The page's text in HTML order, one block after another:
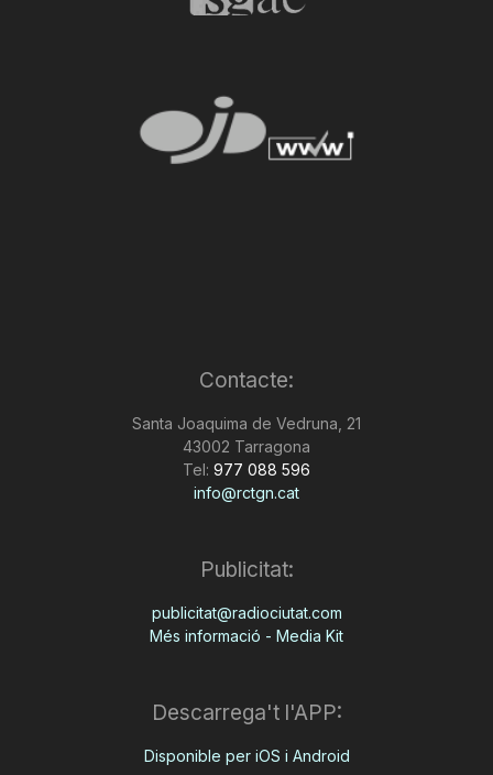
Contacte:
Santa Joaquima de Vedruna, 21
43002 Tarragona
Tel: 977 088 596
info@rctgn.cat
Publicitat:
publicitat@radiociutat.com
Més informació - Media Kit
Descarrega't l'APP:
Disponible per iOS i Android